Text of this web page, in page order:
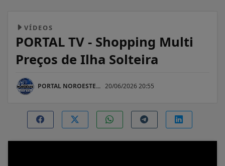
VÍDEOS
PORTAL TV - Shopping Multi
Preços de Ilha Solteira
PORTAL NOROESTE... 20/06/2026 20:55